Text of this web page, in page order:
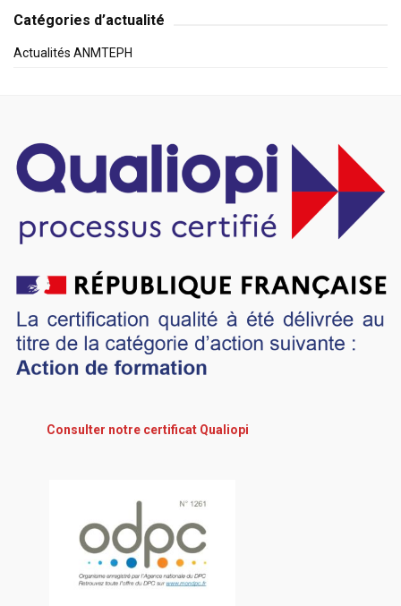
Catégories d’actualité
Actualités ANMTEPH
Consulter notre certificat Qualiopi